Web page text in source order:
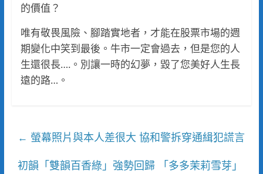
的價值？
唯有敬畏風險、腳踏實地者，才能在股票市場的週
期變化中笑到最後。牛市一定會過去，但是您的人
生還很長….。別讓一時的幻夢，毀了您美好人生長
遠的路…。
← 螢幕照片與本人差很大 協和警拆穿通緝犯謊言
初韻「雙韻百香綠」強勢回歸 「多多茉莉雪芽」